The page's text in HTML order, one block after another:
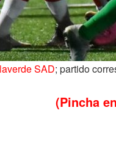
SAD; partido
(Pincha